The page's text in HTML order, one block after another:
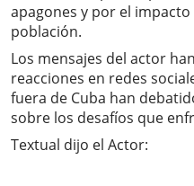
apagones y por el
población.
Los mensajes del actor
reacciones en redes
fuera de Cuba han
sobre los desafíos que
Textual dijo el Actor: